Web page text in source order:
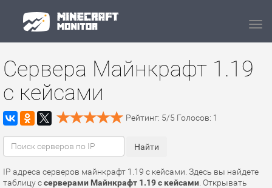
Сервера Майнкрафт 1.19
с кейсами
Рейтинг: 5/5 Голосов: 1
IP адреса серверов майнкрафт 1.19 с кейсами. Здесь вы найдете
таблицу ссерверами Майнкрафт 1.19 с кейсами . Открывать